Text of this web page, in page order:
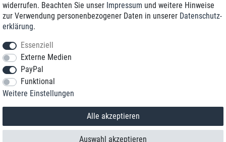
+49 8989 96160*
*Sie erreichen uns zum Ortstarif von Montag bis Freitag von 9 Uhr - 18 Uhr.
© 2018 TOP TEN Computervertrieb GmbH
widerrufen. Beachten Sie unser Impressum und weitere Hinweise
zur Verwendung personenbezogener Daten in unserer Daten­schutz­
erklärung.
Essenziell
Externe Medien
PayPal
Funktional
Weitere Einstellungen
Alle akzeptieren
Auswahl akzeptieren